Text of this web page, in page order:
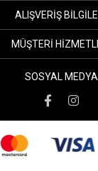
ALIŞVERIŞ
MÜŞTERI
SOSYAL MEDYA